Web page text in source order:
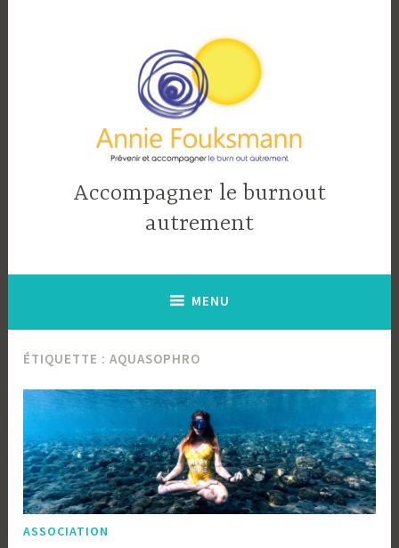
Accompagner le burnout
autrement
MENU
ÉTIQUETTE :AQUASOPHRO
ASSOCIATION